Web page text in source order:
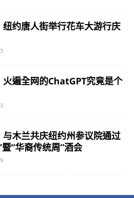
纽约唐人街举行花车大游行庆
火遍全网的ChatGPT究竟是个
与木兰共庆纽约州参议院通过
“华裔传统周”酒会